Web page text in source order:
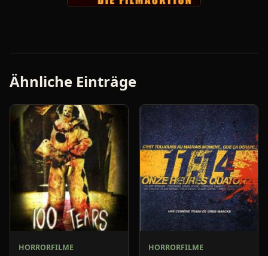
Ähnliche Einträge
HORRORFILME HORRORFILME